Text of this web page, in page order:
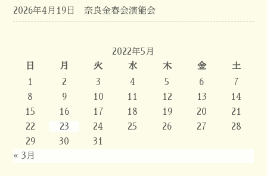
2026年4月19日 奈良金春会演能会
2022年5月
日
月 火 水 木 金
土
1
2 3 4 5 6
7
8
9 10 11 12 13
14
15
16 17 18 19 20
21
22
23 24 25 26 27
28
29
30
31
« 3月